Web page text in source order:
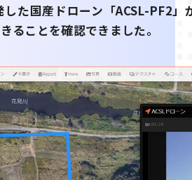
した国産ドローン「ACSL-PF2
ることを確認できました。